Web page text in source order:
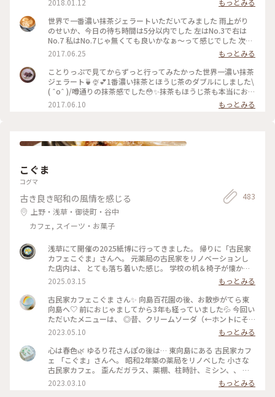
に立ち寄られてはどうでしょう👧🏻💗 #和スイーツ #ジェラー
ト #寿々喜園 #ななや
2018.01.12
もっとみる
世界で一番濃い抹茶ジェラートいただいてみました 雨上がり
のせいか、今日の待ち時間は5分以内でした 左はNo.3で右は
No.7 私はNo.7じゃ無くても良いかなぁ〜って感じでした 次回
はNo.4かNo.5を試してみたいなぁ〜
2017.06.25
もっとみる
ことりっぷで見てからずっと行ってみたかった世界一濃い抹茶
ジェラート🍵🍨💕1番濃い抹茶とほうじ茶のダブルにしました\
( ˆoˆ )/噂通りの抹茶感でした😳✨抹茶もほうじ茶も本当にお茶
そのもののジェラートで美味しかったです😌💓土曜のお昼過ぎ
で、行列ができていました💦でも行く価値ありです♪ #壽々喜
2017.06.10 もっとみる
こぐま
コグマ
古き良き昭和の風情を感じる
上野・浅草・御徒町・谷中
カフェ, スイーツ・お菓子
483
浅草にて開催の2025紙博に行ってきました。 帰りに「古民家
カフェこぐま」さんへ。 元薬局の古民家をリノベーションし
た店内は、 とても落ち着いた感じ。 学校の机＆椅子が懐かし
いかった！ 食事とスイーツで悩みましたが、 今回はランチ兼
ディナーとして焼きオムライス。 卵の下にチーズが入ってい
て、美味しかったです。 次はスイーツをいただきたいな〜 #曳
舟 #東向島 #古民家カフェ #スカイツリー
2025.03.15
もっとみる
古民家カフェこぐま さん✨ 向島百花園の後、お散歩がてら東
向島へ♡ 前におじゃましてから3年も経っていました💦 今回い
ただいたメニューは、 ◎昔、クリームソーダ（←ホントにそ
ういう名前） ◎焼きカレー ここに来ると頼みたくなるクリー
ムソーダ（笑） （前回も投稿していた😂） そしてお初の焼き
カレー旨しです！🍛 * 相変わらずレトロ感溢れ、ダウンライト
が落ち着きます。 ポイントカードをもらったので、 また訪問
したいと思います🧸💕 #こぐま #古民家カフェ #レトロ #もと
薬局 #ランチ #スイーツ食べてないよ #私のことりっぷ旅 #レ
トロな街 #ひとりカフェ部
2023.05.10
もっとみる
心は春色🌿 ゆるり花さんぽの後は… 東向島にある 古民家カフ
ェ 「こぐま」さんへ。 昭和2年築の薬局をリノベした 小さな
古民家カフェ。 歪んだガラス、薬棚、柱時計、ミシン、、 古
いものと、学校の机と椅子などなど… なんともノスタルジック
な店内で あんみつ玉と ジャスミン茶、 ショコラと珈琲のタル
2023.03.10 もっとみる